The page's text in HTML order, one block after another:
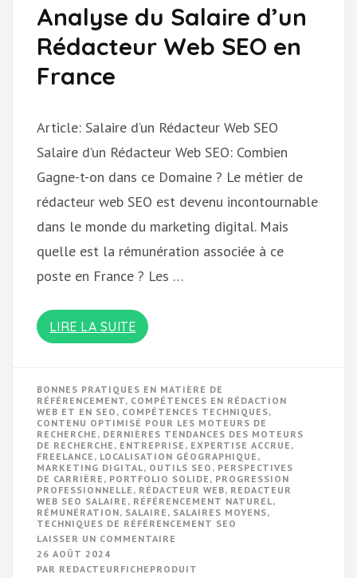
Analyse du Salaire d’un
Rédacteur Web SEO en
France
Article: Salaire d’un Rédacteur Web SEO
Salaire d’un Rédacteur Web SEO: Combien
Gagne-t-on dans ce Domaine ? Le métier de
rédacteur web SEO est devenu incontournable
dans le monde du marketing digital. Mais
quelle est la rémunération associée à ce
poste en France ? Les …
LIRE LA SUITE
BONNES PRATIQUES EN MATIÈRE DE
RÉFÉRENCEMENT, COMPÉTENCES EN RÉDACTION
WEB ET EN SEO , COMPÉTENCES TECHNIQUES,
CONTENU OPTIMISÉ POUR LES MOTEURS DE
RECHERCHE , DERNIÈRES TENDANCES DES MOTEURS
DE RECHERCHE , ENTREPRISE , EXPERTISE ACCRUE ,
FREELANCE , LOCALISATION GÉOGRAPHIQUE ,
MARKETING DIGITAL, OUTILS SEO , PERSPECTIVES
DE CARRIÈRE , PORTFOLIO SOLIDE , PROGRESSION
PROFESSIONNELLE , RÉDACTEUR WEB, REDACTEUR
WEB SEO SALAIRE , RÉFÉRENCEMENT NATUREL,
RÉMUNÉRATION, SALAIRE , SALAIRES MOYENS,
TECHNIQUES DE RÉFÉRENCEMENT SEO
LAISSER UN COMMENTAIRE
SALAIRE
26 AOÛT 2024
PAR REDACTEURFICHEPRODUIT